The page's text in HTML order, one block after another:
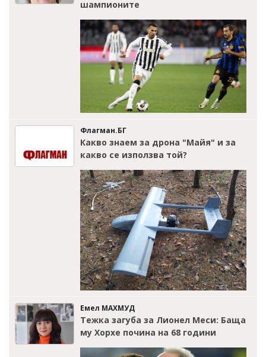
шампионите
Флагман.БГ
Какво знаем за дрона "Майя" и за
какво се използва той?
Емел МАХМУД
Тежка загуба за Лионел Меси: Баща
му Хорхе почина на 68 години